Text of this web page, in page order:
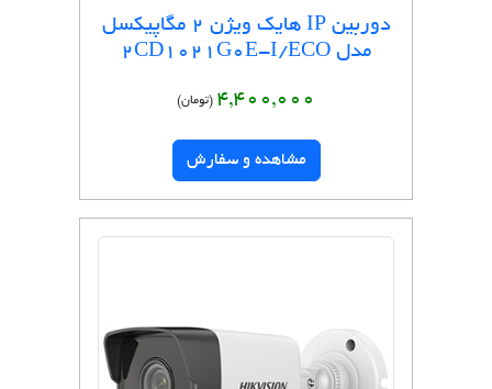
دوربین IP هایک ویژن 2 مگاپیکسل
مدل 2CD1021G0E-I/ECO
4,400,000 (تومان)
مشاهده و سفارش